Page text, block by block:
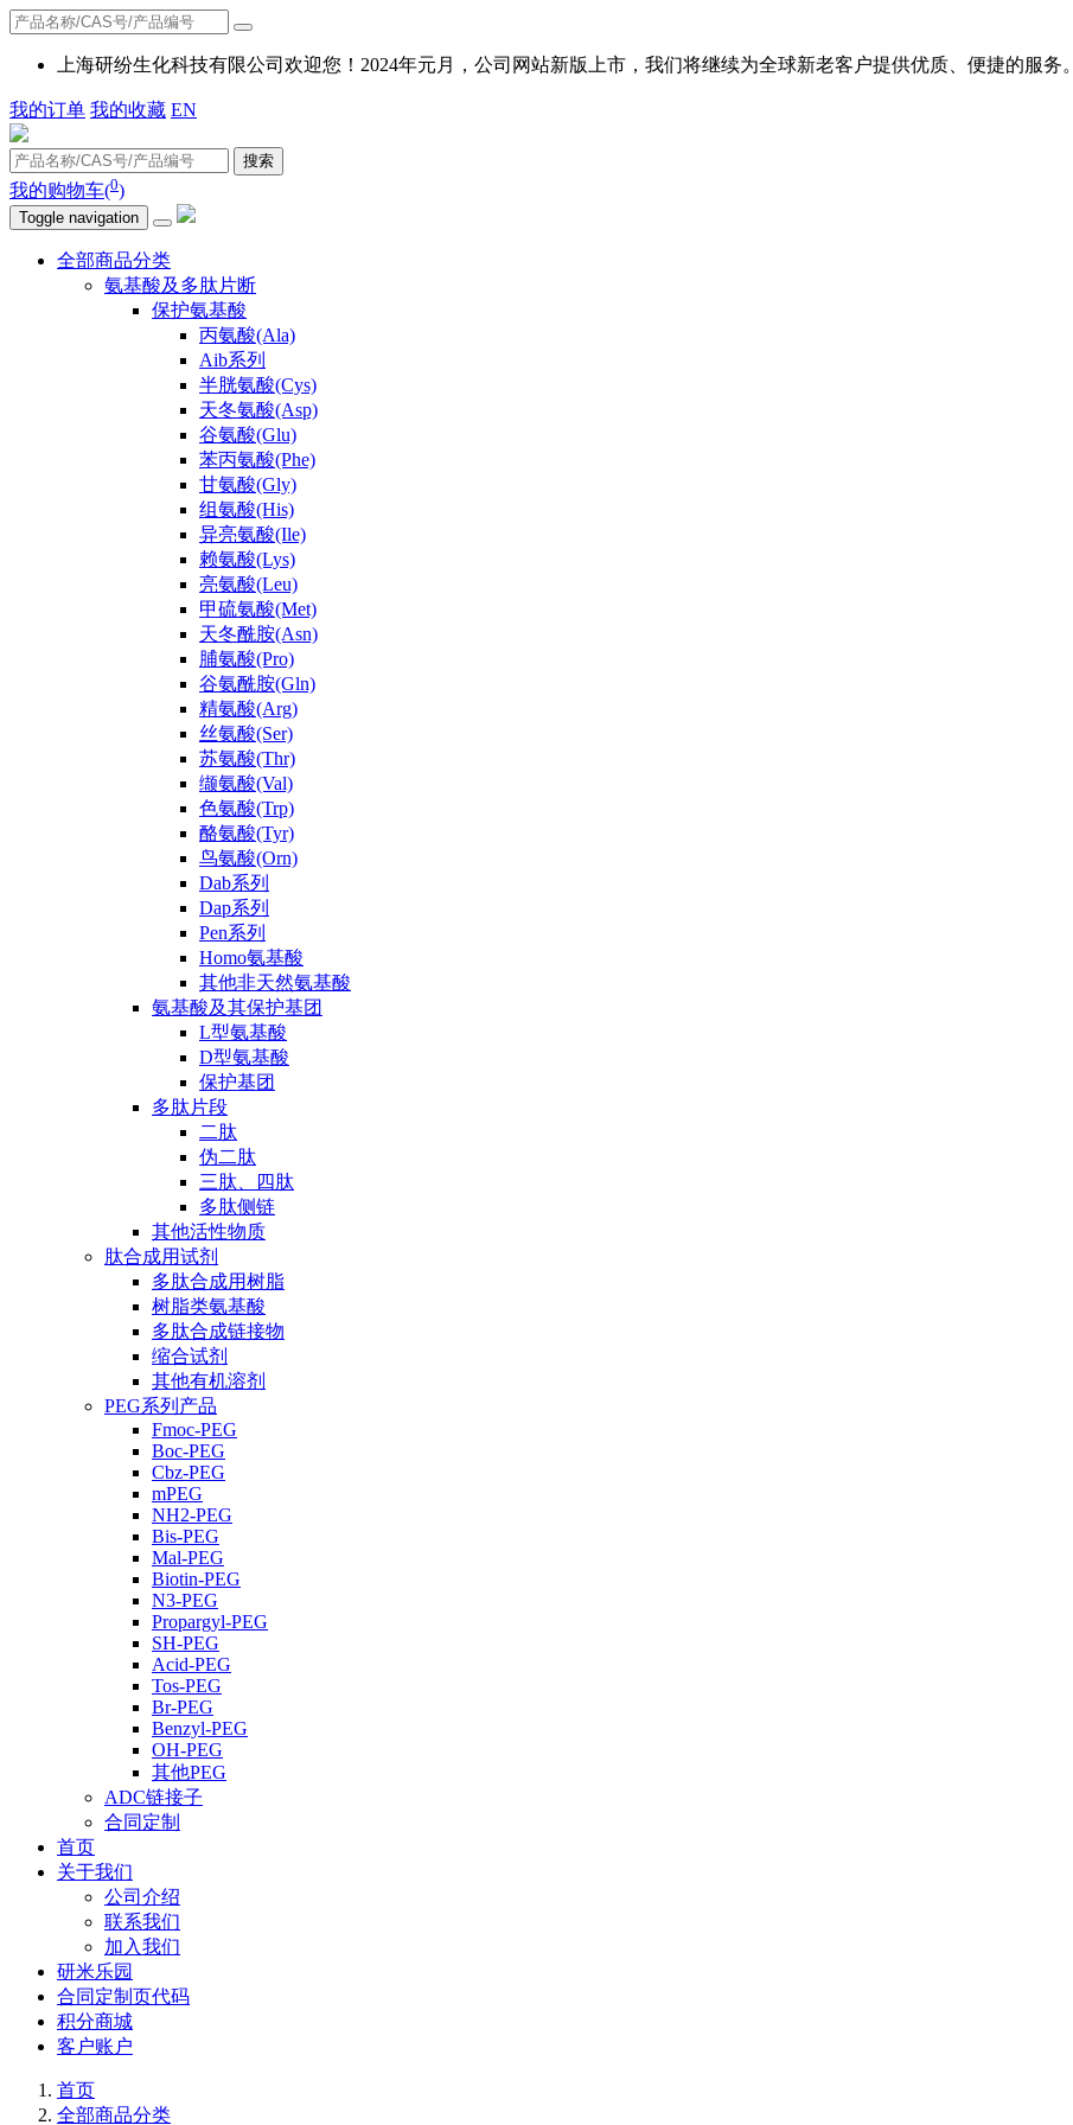
上海研纷生化科技有限公司欢迎您！2024年元月，公司网站新版上市，我们将继续为全球新老客户提供优质、便捷的服务。
我的订单 我的收藏 EN
搜索
我的购物车(0)
Toggle navigation
全部商品分类
氨基酸及多肽片断
保护氨基酸
丙氨酸(Ala)
Aib系列
半胱氨酸(Cys)
天冬氨酸(Asp)
谷氨酸(Glu)
苯丙氨酸(Phe)
甘氨酸(Gly)
组氨酸(His)
异亮氨酸(Ile)
赖氨酸(Lys)
亮氨酸(Leu)
甲硫氨酸(Met)
天冬酰胺(Asn)
脯氨酸(Pro)
谷氨酰胺(Gln)
精氨酸(Arg)
丝氨酸(Ser)
苏氨酸(Thr)
缬氨酸(Val)
色氨酸(Trp)
酪氨酸(Tyr)
鸟氨酸(Orn)
Dab系列
Dap系列
Pen系列
Homo氨基酸
其他非天然氨基酸
氨基酸及其保护基团
L型氨基酸
D型氨基酸
保护基团
多肽片段
二肽
伪二肽
三肽、四肽
多肽侧链
其他活性物质
肽合成用试剂
多肽合成用树脂
树脂类氨基酸
多肽合成链接物
缩合试剂
其他有机溶剂
PEG系列产品
Fmoc-PEG
Boc-PEG
Cbz-PEG
mPEG
NH2-PEG
Bis-PEG
Mal-PEG
Biotin-PEG
N3-PEG
Propargyl-PEG
SH-PEG
Acid-PEG
Tos-PEG
Br-PEG
Benzyl-PEG
OH-PEG
其他PEG
ADC链接子
合同定制
首页
关于我们
公司介绍
联系我们
加入我们
研米乐园
合同定制页代码
积分商城
客户账户
首页
全部商品分类